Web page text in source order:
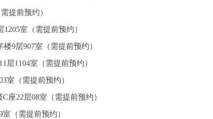
提前预约）
室（需提前预约）
9层907室（需提前预约）
层1104室（需提前预约）
室（需提前预约）
座22层08室（需提前预约）
（需提前预约）